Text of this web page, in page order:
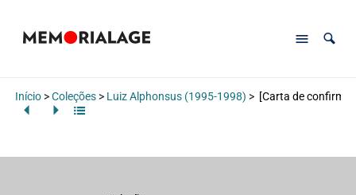
Início>Coleções> Luiz Alphonsus (1995-1998) > [Carta de